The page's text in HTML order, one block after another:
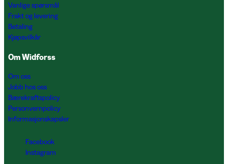
Vanlige spørsmål
Frakt og levering
Betaling
Kjøpsvilkår
Om Widforss
Om oss
Jobb hos oss
Bærekraftspolicy
Personvernpolicy
Informasjonskapsler
Facebook
Instagram